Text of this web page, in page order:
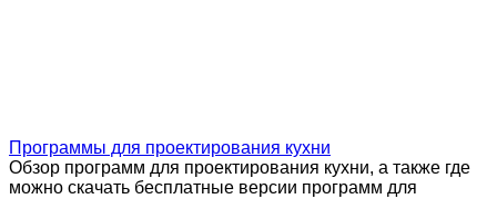
Программы для проектирования кухни
Обзор программ для проектирования кухни, а также где
можно скачать бесплатные версии программ для